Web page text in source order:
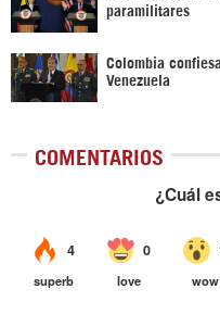
paramilitares
Colombia
Venezuela
COMENTARIOS